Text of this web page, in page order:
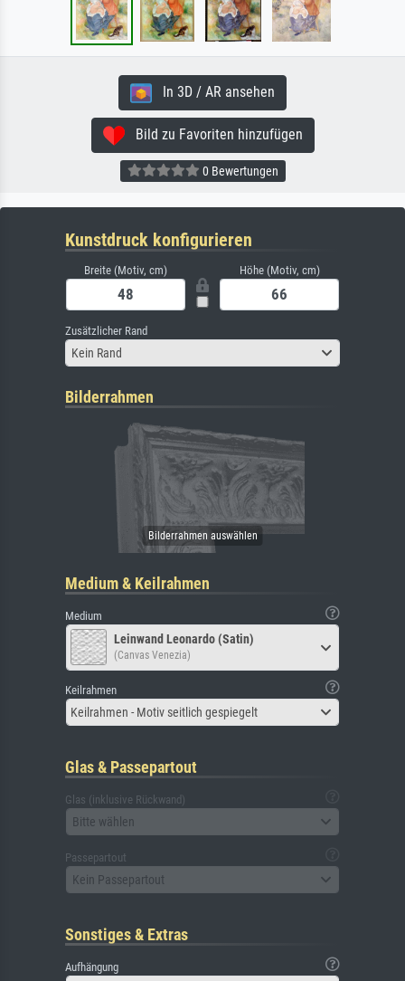
In 3D / AR ansehen
Bild zu Favoriten hinzufügen
0 Bewertungen
Kunstdruck konfigurieren
Breite (Motiv, cm) Höhe (Motiv, cm)
Zusätzlicher Rand
Kein Rand
Bilderrahmen
Medium & Keilrahmen
Medium
Leinwand Leonardo (Satin)
(Canvas Venezia)
Keilrahmen
Keilrahmen - Motiv seitlich gespiegelt
Glas & Passepartout
Glas (inklusive Rückwand)
Bitte wählen
Passepartout
Kein Passepartout
Sonstiges & Extras
Aufhängung